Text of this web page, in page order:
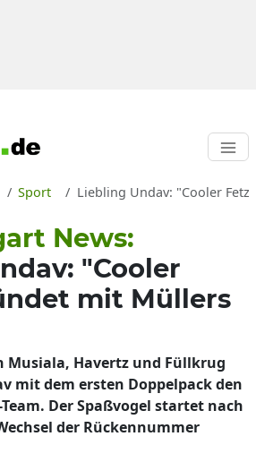
Sport Liebling Undav: "Cooler
News:
"Cooler
mit Müllers
Musiala, Havertz und Füllkrug
mit dem ersten Doppelpack den
Der Spaßvogel startet nach
der Rückennummer